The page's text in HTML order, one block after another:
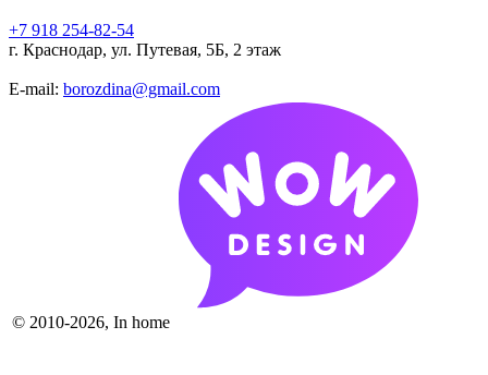
+7 918 254-82-54
г. Краснодар, ул. Путевая, 5Б, 2 этаж
E-mail: borozdina@gmail.com
© 2010-2026, In home